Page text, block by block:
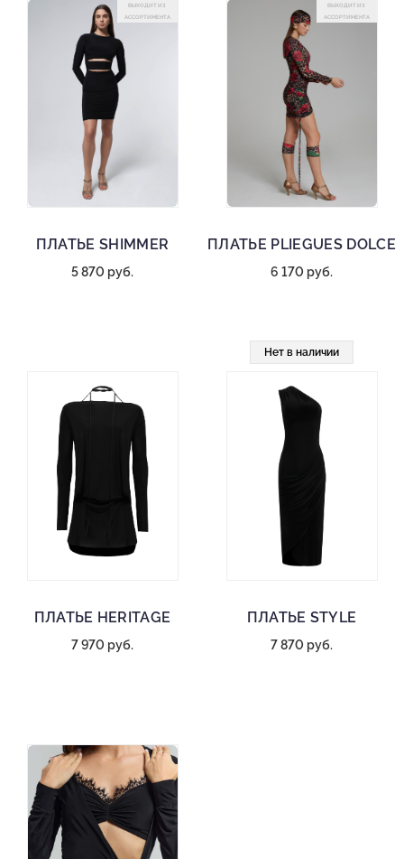
ВЫХОДИТ ИЗ
АССОРТИМЕНТА
ПЛАТЬЕ SHIMMER
5 870 руб.
ВЫХОДИТ ИЗ
АССОРТИМЕНТА
ПЛАТЬЕ PLIEGUES DOLCE
6 170 руб.
Нет в наличии
ПЛАТЬЕ HERITAGE
7 970 руб.
ПЛАТЬЕ STYLE
7 870 руб.